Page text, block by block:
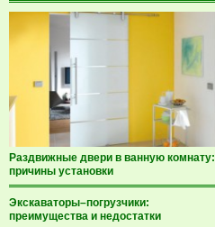
Раздвижные двери в ванную комнату:
причины установки
Экскаваторы–погрузчики:
преимущества и недостатки